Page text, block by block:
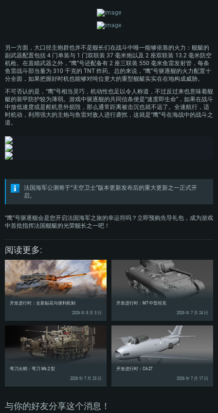
图形处理器：DirectX 11 级别的显卡 - AMD Radeon 77XX / NVIDIA GeForce
GTX 660 (游戏支持的解析度最低为720P)
硬盘空间：23.1 GB (极简客户端)
推荐配置
操作系统：Windows 10 / 11 (64位)
处理器：英特尔 Core i5 或 Ryzen 5 3600 及以上
内存大小: 16 GB 或更高
图形处理器：DirectX 11 及以上级别的显卡 - Nvidia GeForce GTX1060 /
AMD Radeon RX 570 同等级及更高
网络：宽带网络连接
硬盘空间: 75.9 GB (完整客户端)
图形处理器: Intel Iris Pro 5200 (Mac) 或同等水平的 AMD / Nvidia显卡 (游戏
硬盘空间: 22.1 GB (极简客户端)
推荐配置
操作系统：Mac OS Big Sur 11.0 或更新版本
处理器：Core i7 (不支持Intel Xeon系列)
内存大小：8 GB
图形处理器：Radeon Vega II或更高，需要支持Metal
网络：宽带网络连接
硬盘空间：62.2 GB (完整客户端)
图形处理器：NVIDIA GTX 660 及最新显卡驱动 (至少为半年以内的版本) 或同
等水平的 AMD 显卡及最新的显卡驱动 (至少为半年以内的版本)。游戏支持的
网络：宽带网络连接
硬盘空间: 22.1 GB (极简客户端)
推荐配置
操作系统：Ubuntu 20.04 64位
处理器：Intel Core i7
内存大小: 16 GB
图形处理器：NVIDIA GTX 1060 与最新显卡驱动 (至少为半年以内的版本) 或
同等水平的 AMD 显卡 (如 Radeon RX 570) 及最新的显卡驱动 (至少为半年以
内的版本)。
另一方面，大口径主炮群也并不是舰长们在战斗中唯一能够依靠的火力：舰艇的
副武器配置包括 4 门单装与 1 门双联装 37 毫米炮以及 2 座双联装 13.2 毫米防空
机枪。在直瞄武器之外，“鹰”号还配备有 2 座三联装 550 毫米鱼雷发射管，每条
鱼雷战斗部当量为 310 千克的 TNT 炸药。总的来说，“鹰”号驱逐舰的火力配置十
分全面，如果把握好时机也能够对吨位更大的重型舰艇实实在在地构成威胁。
不可否认的是，“鹰”号相当灵巧，机动性也足以令人称道，不过反过来也意味着舰
艇的装甲防护较为薄弱。游戏中驱逐舰的共同信条便是“速度即生命”，如果在战斗
中放低速度或是舵机意外损毁，那么通常距离被击沉也就不远了。全速航行，适
时机动，利用强大的主炮与鱼雷对敌人进行袭扰，这就是“鹰”号在海战中的战斗之
道。
法国海军公测将于“天空卫士”版本更新发布后的重大更新之一正式开
启。
“鹰”号驱逐舰会是您开启法国海军之旅的幸运符吗？立即预购先导礼包，成为游戏
中首批指挥法国舰艇的光荣舰长之一吧！
阅读更多:
开发进行时：全新贴花与便利机制
2026 年 8 月 3 日
开发进行时：M7 中型坦克
2026 年 7 月 24 日
弯刀出鞘：弯刀 Mk.2 型
2026 年 7 月 23 日
开发进行时：CA-27
2026 年 7 月 17 日
与你的好友分享这个消息！